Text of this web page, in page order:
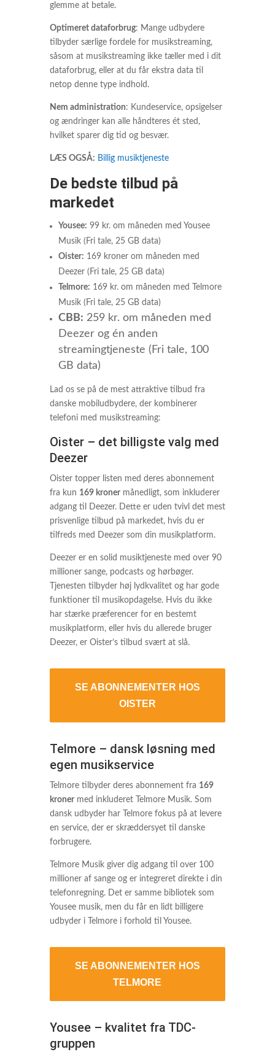
glemme at betale.
Optimeret dataforbrug: Mange udbydere
tilbyder særlige fordele for musikstreaming,
såsom at musikstreaming ikke tæller med i dit
dataforbrug, eller at du får ekstra data til
netop denne type indhold.
Nem administration: Kundeservice, opsigelser
og ændringer kan alle håndteres ét sted,
hvilket sparer dig tid og besvær.
LÆS OGSÅ: Billig musiktjeneste
De bedste tilbud på
markedet
Yousee: 99 kr. om måneden med Yousee
Musik (Fri tale, 25 GB data)
Oister: 169 kroner om måneden med
Deezer (Fri tale, 25 GB data)
Telmore: 169 kr. om måneden med Telmore
Musik (Fri tale, 25 GB data)
CBB: 259 kr. om måneden med
Deezer og én anden
streamingtjeneste (Fri tale, 100
GB data)
Lad os se på de mest attraktive tilbud fra
danske mobiludbydere, der kombinerer
telefoni med musikstreaming:
Oister – det billigste valg med
Deezer
Oister topper listen med deres abonnement
fra kun 169 kronermånedligt, som inkluderer
adgang til Deezer. Dette er uden tvivl det mest
prisvenlige tilbud på markedet, hvis du er
tilfreds med Deezer som din musikplatform.
Deezer er en solid musiktjeneste med over 90
millioner sange, podcasts og hørbøger.
Tjenesten tilbyder høj lydkvalitet og har gode
funktioner til musikopdagelse. Hvis du ikke
har stærke præferencer for en bestemt
musikplatform, eller hvis du allerede bruger
Deezer, er Oister’s tilbud svært at slå.
SE ABONNEMENTER HOS
OISTER
Telmore – dansk løsning med
egen musikservice
Telmore tilbyder deres abonnement fra 169
kronermed inkluderet Telmore Musik. Som
dansk udbyder har Telmore fokus på at levere
en service, der er skræddersyet til danske
forbrugere.
Telmore Musik giver dig adgang til over 100
millioner af sange og er integreret direkte i din
telefonregning. Det er samme bibliotek som
Yousee musik, men du får en lidt billigere
udbyder i Telmore i forhold til Yousee.
SE ABONNEMENTER HOS
TELMORE
Yousee – kvalitet fra TDC-
gruppen